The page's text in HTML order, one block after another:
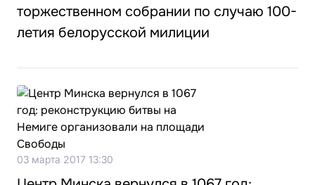
торжественном собрании по случаю 100-
летия белорусской милиции
03 марта 2017 13:30